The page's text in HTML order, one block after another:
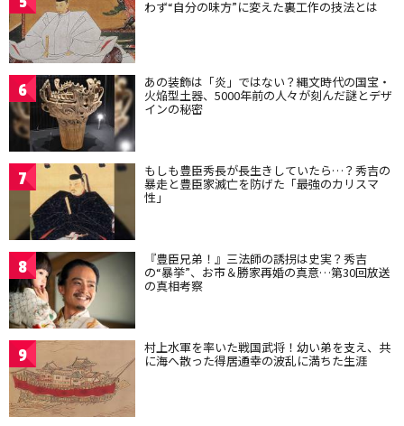
わず“自分の味方”に変えた裏工作の技法とは
6 あの装飾は「炎」ではない？縄文時代の国宝・
火焔型土器、5000年前の人々が刻んだ謎とデザ
インの秘密
7 もしも豊臣秀長が長生きしていたら…？秀吉の
暴走と豊臣家滅亡を防げた「最強のカリスマ
性」
8 『豊臣兄弟！』三法師の誘拐は史実？秀吉
の“暴挙”、お市＆勝家再婚の真意…第30回放送
の真相考察
9 村上水軍を率いた戦国武将！幼い弟を支え、共
に海へ散った得居通幸の波乱に満ちた生涯